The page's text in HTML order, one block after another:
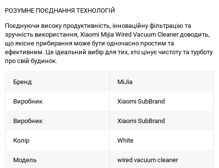
РОЗУМНЕ ПОЄДНАННЯ ТЕХНОЛОГІЙ
Поєднуючи високу продуктивність, інноваційну фільтрацію та
зручність використання, Xiaomi Mijia Wired Vacuum Cleaner доводить,
що якісне прибирання може бути одночасно простим та
ефективним. Це ідеальний вибір для тих, хто цінує чистоту та турботу
про свій будинок.
Бренд MiJia
Виробник Xiaomi SubBrand
Виробник Xiaomi SubBrand
Колір White
Модель wired vacuum cleaner